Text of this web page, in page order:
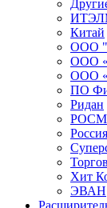
Китай
ООО
ООО
ООО
ПО
Ридан
Россия
Хит
ЭВАН